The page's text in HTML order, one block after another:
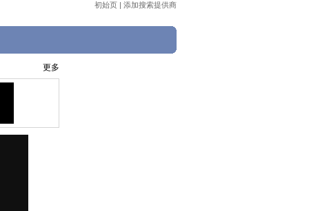
初始页 | 添加搜索提供商
更多